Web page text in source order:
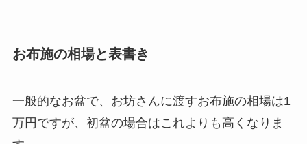
お布施の相場と表書き
一般的なお盆で、お坊さんに渡すお布施の相場は1
万円ですが、初盆の場合はこれよりも高くなりま